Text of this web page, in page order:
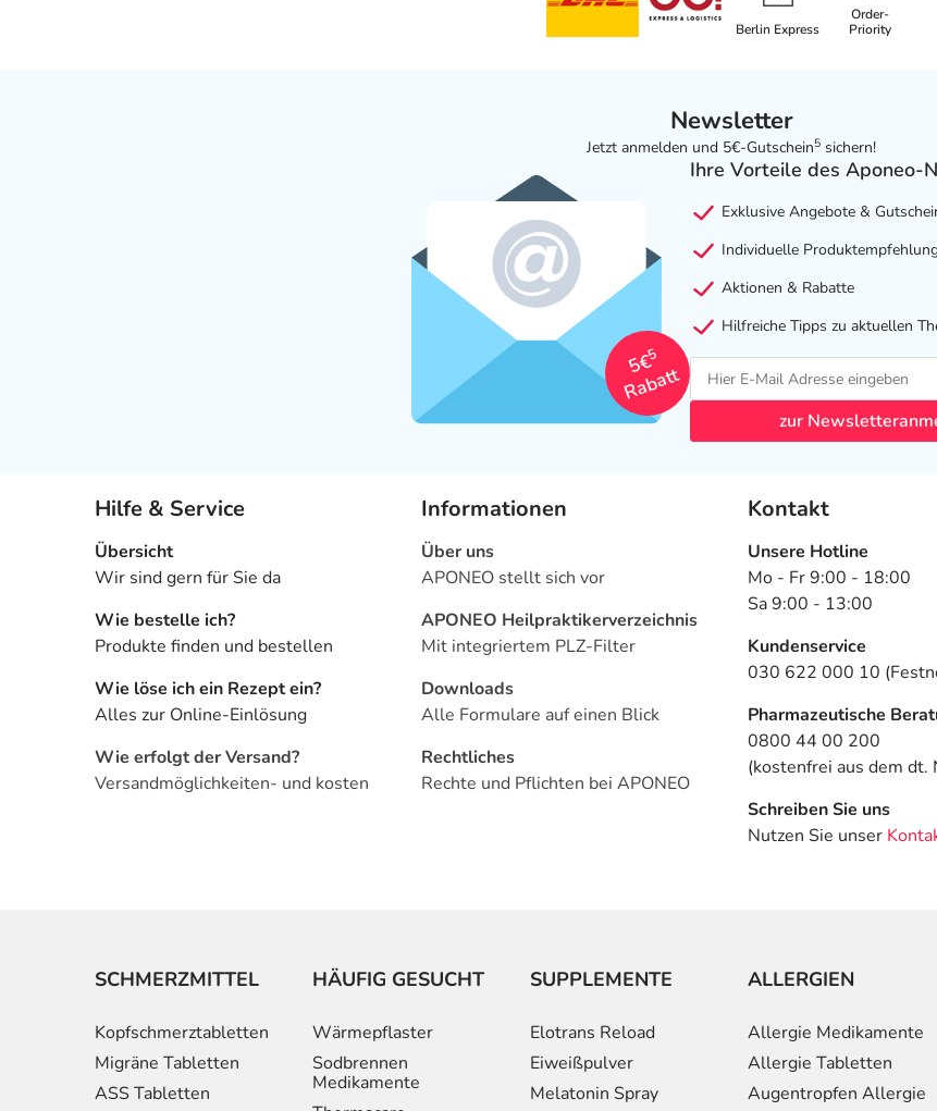
Berlin Express
Order-
Priority
Newsletter
Jetzt anmelden und 5€-Gutschein5 sichern!
5€
5
Rabatt
Ihre Vorteile des Aponeo-
Exklusive Angebote &
Individuelle
Aktionen & Rabatte
Hilfreiche Tipps zu aktuellen
zur
Hilfe & Service
Übersicht
Wir sind gern für Sie da
Wie bestelle ich?
Produkte finden und bestellen
Wie löse ich ein Rezept ein?
Alles zur Online-Einlösung
Wie erfolgt der Versand?
Versandmöglichkeiten- und kosten
Informationen
Über uns
APONEO stellt sich vor
APONEO Heilpraktikerverzeichnis
Mit integriertem PLZ-Filter
Downloads
Alle Formulare auf einen Blick
Rechtliches
Rechte und Pflichten bei APONEO
Kontakt
Unsere Hotline
Mo - Fr 9:00 - 18:00
Sa 9:00 - 13:00
Kundenservice
030 622 000 10
Pharmazeutische
0800 44 00 200
(kostenfrei aus dem dt.
Schreiben Sie uns
Nutzen Sie unser
SCHMERZMITTEL
Kopfschmerztabletten
Migräne Tabletten
ASS Tabletten
HÄUFIG GESUCHT
Wärmepflaster
Sodbrennen
Medikamente
SUPPLEMENTE
Elotrans Reload
Eiweißpulver
Melatonin Spray
ALLERGIEN
Allergie Medikamente
Allergie Tabletten
Augentropfen Allergie